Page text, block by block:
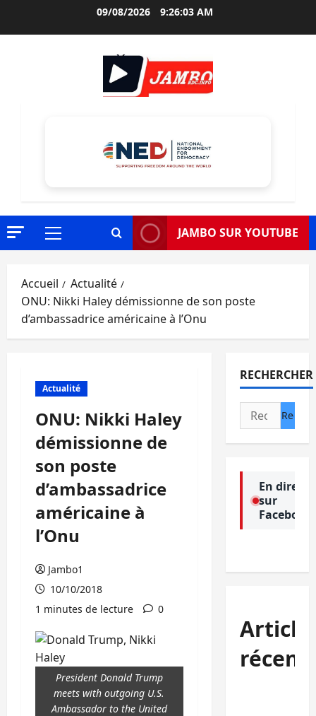
09/08/2026 9:26:04 AM
Menu
JAMBO SUR YOUTUBE
Accueil
Actualité
ONU: Nikki Haley démissionne de son poste
d’ambassadrice américaine à l’Onu
Actualité
ONU: Nikki Haley
démissionne de
son poste
d’ambassadrice
américaine à
l’Onu
Jambo1
10/10/2018
1 minutes de lecture
0
President Donald Trump
meets with outgoing U.S.
Ambassador to the United
RECHERCHER
Rechercher :
En direct
sur
Facebook